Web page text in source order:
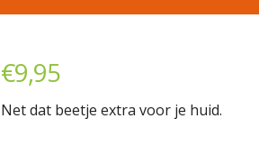
€9,95
Net dat beetje extra voor je huid.